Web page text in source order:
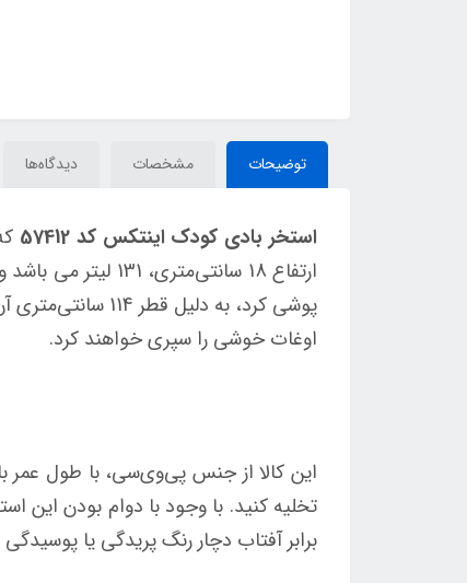
توضیحات مشخصات دیدگاه‌ها
استخر بادی کودک اینتکس کد 57412
ارتفاع 18
پوشی کرد، به
اوغات خوشی را سپری خواهند کرد.
این کالا از جنس پی‌وی‌سی، با طول عمر
تخلیه کنید. با وجود با دوام بودن
برابر آفتاب دچار رنگ پریدگی یا